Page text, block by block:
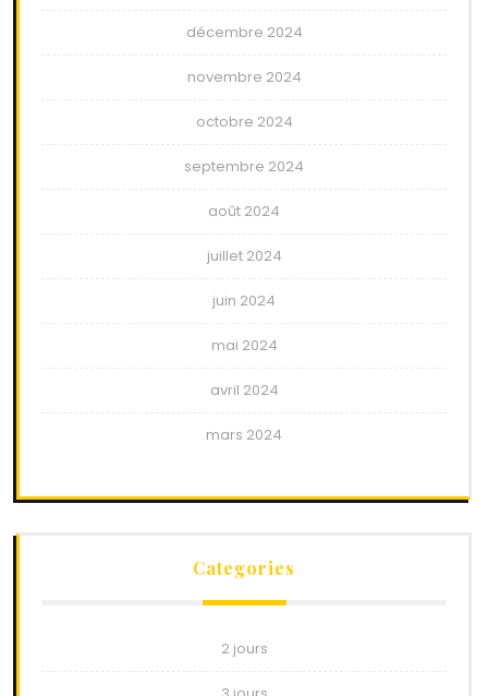
décembre 2024
novembre 2024
octobre 2024
septembre 2024
août 2024
juillet 2024
juin 2024
mai 2024
avril 2024
mars 2024
Categories
2 jours